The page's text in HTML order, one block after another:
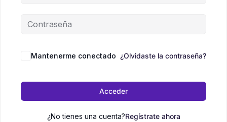
Mantenerme conectado ¿Olvidaste la contraseña?
Acceder
¿No tienes una cuenta?Regístrate ahora